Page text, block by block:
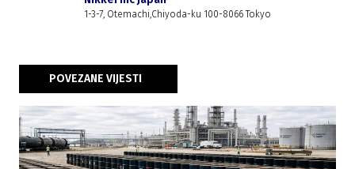
1-3-7, Otemachi,Chiyoda-ku 100-8066 Tokyo
POVEZANE VIJESTI